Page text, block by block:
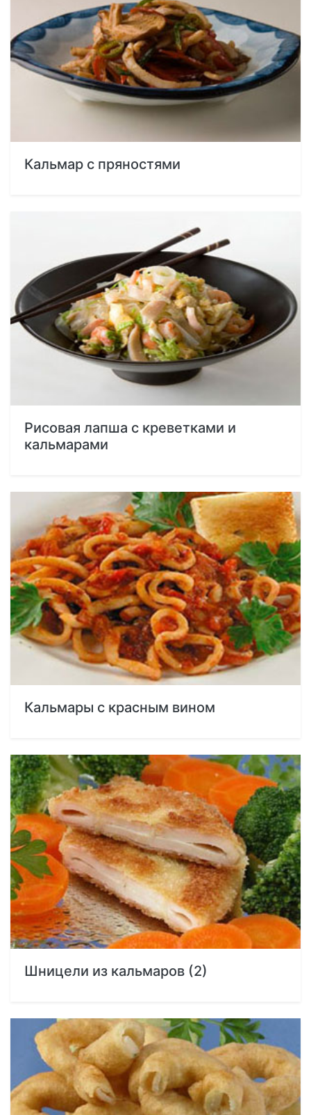
Кальмар с пряностями
Рисовая лапша с креветками и
кальмарами
Кальмары с красным вином
Шницели из кальмаров (2)